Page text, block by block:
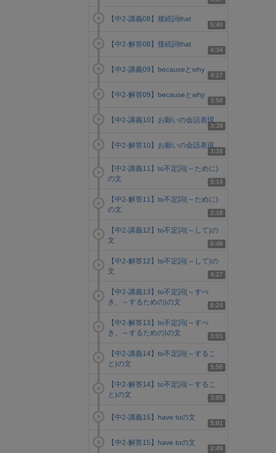
5:40
【中2-講義08】接続詞that
4:34
【中2-解答08】接続詞that
4:27
【中2-講義09】becauseとwhy
3:50
【中2-解答09】becauseとwhy
3:39
【中2-講義10】お願いの会話表現
3:16
【中2-解答10】お願いの会話表現
5:14
【中2-講義11】to不定詞(～ために)
の文
2:18
【中2-解答11】to不定詞(～ために)
の文
6:48
【中2-講義12】to不定詞(～して)の
文
4:27
【中2-解答12】to不定詞(～して)の
文
6:24
【中2-講義13】to不定詞(～すべ
き、～するための)の文
3:01
【中2-解答13】to不定詞(～すべ
き、～するための)の文
5:50
【中2-講義14】to不定詞(～するこ
と)の文
3:05
【中2-解答14】to不定詞(～するこ
と)の文
5:01
【中2-講義15】have toの文
2:49
【中2-解答15】have toの文